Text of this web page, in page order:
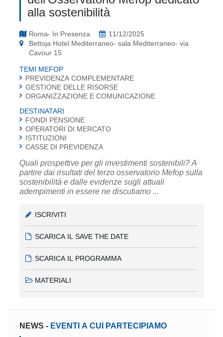
alla sostenibilità
Roma- In Presenza
11/12/2025
Bettoja Hotel Mediterraneo- sala Mediterraneo- via
Cavour 15
TEMI MEFOP
PREVIDENZA COMPLEMENTARE
GESTIONE DELLE RISORSE
ORGANIZZAZIONE E COMUNICAZIONE
DESTINATARI
FONDI PENSIONE
OPERATORI DI MERCATO
ISTITUZIONI
CASSE DI PREVIDENZA
Quali prospettive per gli investimenti sostenibili? A
partire dai risultati del terzo osservatorio Mefop sulla
sostenibilità e dalle evidenze sugli attuali
adempimenti in essere ne discutiamo ...
ISCRIVITI
SCARICA IL SAVE THE DATE
SCARICA IL PROGRAMMA
MATERIALI
NEWS - EVENTI A CUI PARTECIPIAMO